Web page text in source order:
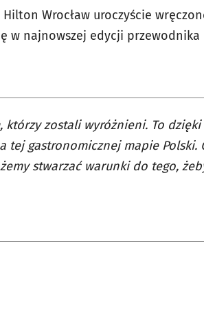
Wrocław uroczyście
w najnowszej edycji przewodnika
którzy zostali wyróżnieni. To
tej gastronomicznej mapie Polski.
stwarzać warunki do tego,